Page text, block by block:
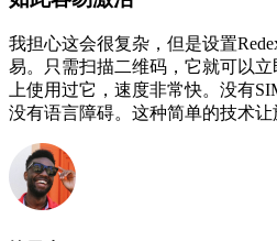
我担心这会很复杂，但是设置
易。只需扫描二维码，它就可以立
上使用过它，速度非常快。没有
没有语言障碍。这种简单的技术让